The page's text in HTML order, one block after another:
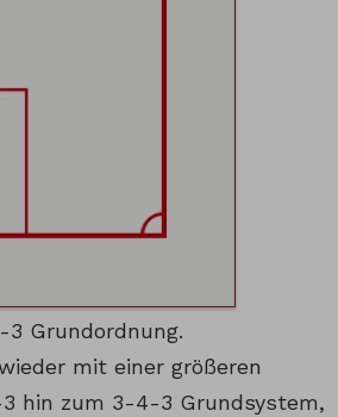
Grundordnung.
mit einer größeren
hin zum 3-4-3 Grundsystem,